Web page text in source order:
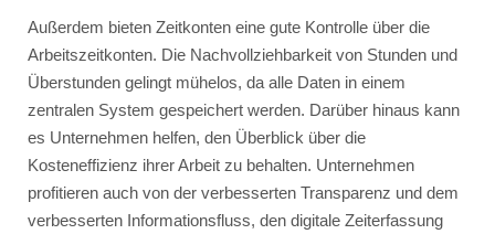
Außerdem bieten Zeitkonten eine gute Kontrolle über die
Arbeitszeitkonten. Die Nachvollziehbarkeit von Stunden und
Überstunden gelingt mühelos, da alle Daten in einem
zentralen System gespeichert werden. Darüber hinaus kann
es Unternehmen helfen, den Überblick über die
Kosteneffizienz ihrer Arbeit zu behalten. Unternehmen
profitieren auch von der verbesserten Transparenz und dem
verbesserten Informationsfluss, den digitale Zeiterfassung